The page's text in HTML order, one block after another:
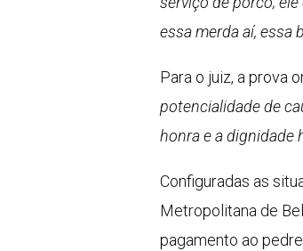
essa merda aí, essa
Para o juiz, a prova
potencialidade de
honra e a dignidade
Configuradas as
Metropolitana de
pagamento ao